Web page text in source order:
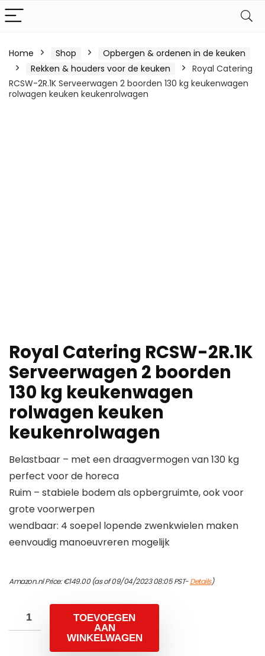
Home Shop
Opbergen & ordenen in de keuken
Rekken & houders voor de keuken
Royal Catering
RCSW-2R.1K Serveerwagen 2 boorden 130 kg keukenwagen
rolwagen keuken keukenrolwagen
Royal Catering RCSW-2R.1K
Serveerwagen 2 boorden
130 kg keukenwagen
rolwagen keuken
keukenrolwagen
Belastbaar – met een draagvermogen van 130 kg
perfect voor de horeca
Ruim – stabiele bodem als opbergruimte, ook voor
grote voorwerpen
wendbaar: 4 soepel lopende zwenkwielen maken
eenvoudig manoeuvreren mogelijk
Amazon.nl Price:€149.00(as of 09/04/2023 08:05 PST-Details)
TOEVOEGEN
AAN
WINKELWAGEN